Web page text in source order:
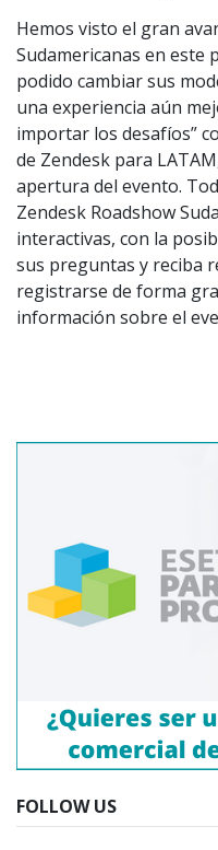
Hemos visto el gran
Sudamericanas en este
podido cambiar sus
una experiencia aún
importar los desafíos”
de Zendesk para
apertura del evento.
Zendesk Roadshow
interactivas, con la
sus preguntas y reciba
registrarse de forma
información sobre el
FOLLOW US